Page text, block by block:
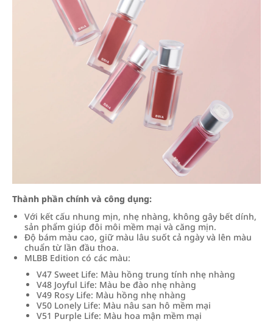
Thành phần chính và công dụng:
Với kết cấu nhung mịn, nhẹ nhàng, không gây bết dính,
sản phẩm giúp đôi môi mềm mại và căng mịn.
Độ bám màu cao, giữ màu lâu suốt cả ngày và lên màu
chuẩn từ lần đầu thoa.
MLBB Edition có các màu:
V47 Sweet Life: Màu hồng trung tính nhẹ nhàng
V48 Joyful Life: Màu be đào nhẹ nhàng
V49 Rosy Life: Màu hồng nhẹ nhàng
V50 Lonely Life: Màu nâu san hô mềm mại
V51 Purple Life: Màu hoa mận mềm mại